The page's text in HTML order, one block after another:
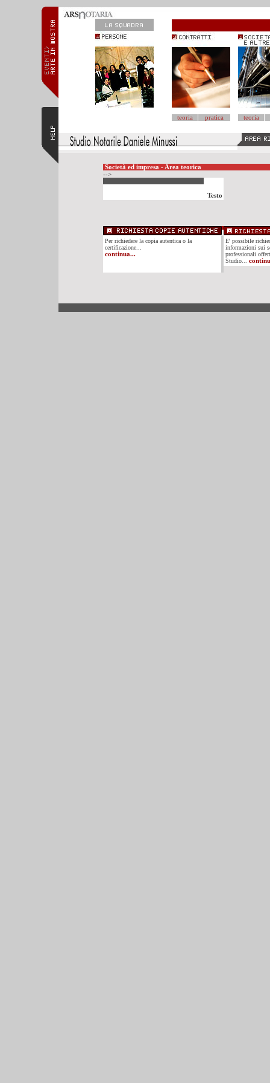
teoria pratica teoria
Società ed impresa - Area teorica
-->
Testo
Per richiedere la copia autentica o la
certificazione...
continua...
E' possibile
informazioni sui
professionali
Studio...